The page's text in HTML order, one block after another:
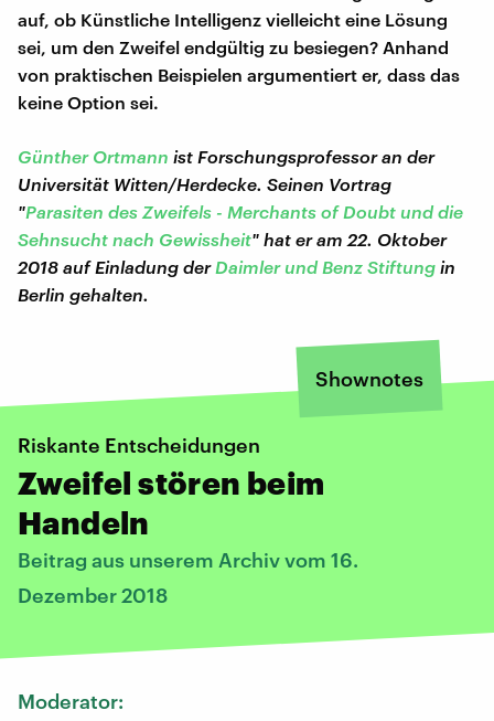
auf, ob Künstliche Intelligenz vielleicht eine Lösung
sei, um den Zweifel endgültig zu besiegen? Anhand
von praktischen Beispielen argumentiert er, dass das
keine Option sei.
Günther Ortmann ist Forschungsprofessor an der
Universität Witten/Herdecke. Seinen Vortrag
"Parasiten des Zweifels - Merchants of Doubt und die
Sehnsucht nach Gewissheit" hat er am 22. Oktober
2018 auf Einladung der Daimler und Benz Stiftung in
Berlin gehalten.
Shownotes
Riskante Entscheidungen
Zweifel stören beim
Handeln
Beitrag aus unserem Archiv vom 16.
Dezember 2018
Moderator: